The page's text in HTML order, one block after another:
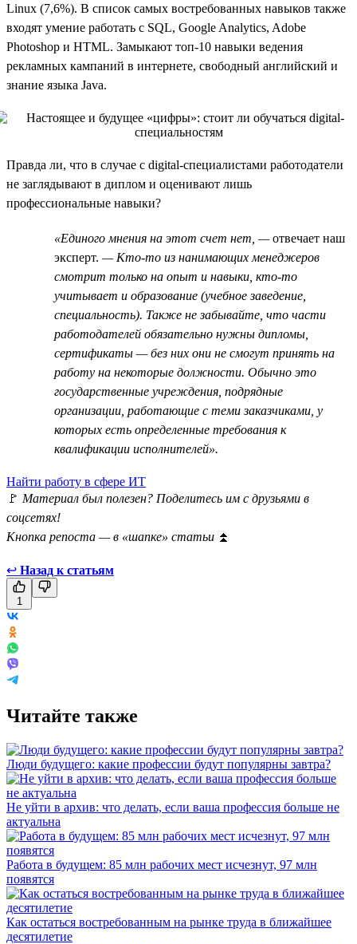
Linux (7,6%). В список самых востребованных навыков также
входят умение работать с SQL, Google Analytics, Adobe
Photoshop и HTML. Замыкают топ-10 навыки ведения
рекламных кампаний в интернете, свободный английский и
знание языка Java.
Правда ли, что в случае с digital-специалистами работодатели
не заглядывают в диплом и оценивают лишь
профессиональные навыки?
«Единого мнения на этот счет нет, —отвечает наш
эксперт. — Кто-то из нанимающих менеджеров
смотрит только на опыт и навыки, кто-то
учитывает и образование (учебное заведение,
специальность). Также не забывайте, что части
работодателей обязательно нужны дипломы,
сертификаты — без них они не смогут принять на
работу на некоторые должности. Обычно это
государственные учреждения, подрядные
организации, работающие с теми заказчиками, у
которых есть определенные требования к
квалификации исполнителей».
Найти работу в сфере ИТ
🚩 Материал был полезен? Поделитесь им с друзьями в
соцсетях!
Кнопка репоста — в «шапке» статьи ⏫
↩ Назад к статьям
1
Читайте также
Люди будущего: какие профессии будут популярны завтра?
Не уйти в архив: что делать, если ваша профессия больше не
актуальна
Работа в будущем: 85 млн рабочих мест исчезнут, 97 млн
появятся
Как остаться востребованным на рынке труда в ближайшее
десятилетие